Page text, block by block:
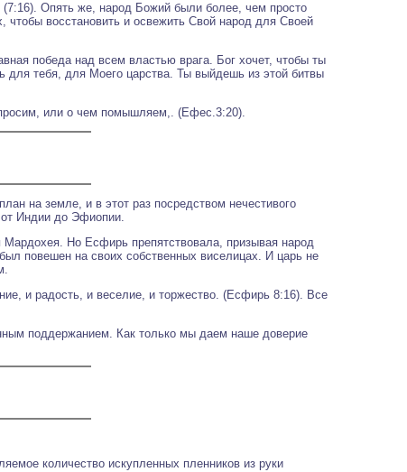
Опять же, народ Божий были более, чем просто
восстановить и освежить Свой народ для Своей
победа над всем властью врага. Бог хочет, чтобы ты
тебя, для Моего царства. Ты выйдешь из этой битвы
или о чем помышляем,. (Ефес.3:20).
на земле, и в этот раз посредством нечестивого
от Индии до Эфиопии.
Но Есфирь препятствовала, призывая народ
повешен на своих собственных виселицах. И царь не
и радость, и веселие, и торжество. (Есфирь 8:16). Все
поддержанием. Как только мы даем наше доверие
количество искупленных пленников из руки